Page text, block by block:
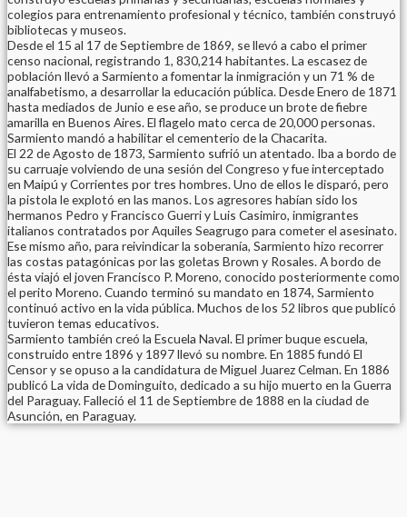
colegios para entrenamiento profesional y técnico, también construyó
bibliotecas y museos.
Desde el 15 al 17 de Septiembre de 1869, se llevó a cabo el primer
censo nacional, registrando 1, 830,214 habitantes. La escasez de
población llevó a Sarmiento a fomentar la inmigración y un 71 % de
analfabetismo, a desarrollar la educación pública. Desde Enero de 1871
hasta mediados de Junio e ese año, se produce un brote de fiebre
amarilla en Buenos Aires. El flagelo mato cerca de 20,000 personas.
Sarmiento mandó a habilitar el cementerio de la Chacarita.
El 22 de Agosto de 1873, Sarmiento sufrió un atentado. Iba a bordo de
su carruaje volviendo de una sesión del Congreso y fue interceptado
en Maipú y Corrientes por tres hombres. Uno de ellos le disparó, pero
la pistola le explotó en las manos. Los agresores habían sido los
hermanos Pedro y Francisco Guerri y Luis Casimiro, inmigrantes
italianos contratados por Aquiles Seagrugo para cometer el asesinato.
Ese mismo año, para reivindicar la soberanía, Sarmiento hizo recorrer
las costas patagónicas por las goletas Brown y Rosales. A bordo de
ésta viajó el joven Francisco P. Moreno, conocido posteriormente como
el perito Moreno. Cuando terminó su mandato en 1874, Sarmiento
continuó activo en la vida pública. Muchos de los 52 libros que publicó
tuvieron temas educativos.
Sarmiento también creó la Escuela Naval. El primer buque escuela,
construido entre 1896 y 1897 llevó su nombre. En 1885 fundó El
Censor y se opuso a la candidatura de Miguel Juarez Celman. En 1886
publicó La vida de Dominguito, dedicado a su hijo muerto en la Guerra
del Paraguay. Falleció el 11 de Septiembre de 1888 en la ciudad de
Asunción, en Paraguay.